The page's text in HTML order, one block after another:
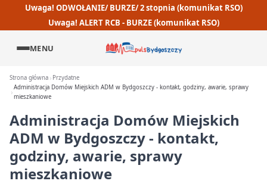
Uwaga! ODWOŁANIE/ BURZE/ 2 stopnia (komunikat RSO)
Uwaga! ALERT RCB - BURZE (komunikat RSO)
MENU
Strona główna
Przydatne
Administracja Domów Miejskich ADM w Bydgoszczy - kontakt, godziny, awarie, sprawy
mieszkaniowe
Administracja Domów Miejskich
ADM w Bydgoszczy - kontakt,
godziny, awarie, sprawy
mieszkaniowe